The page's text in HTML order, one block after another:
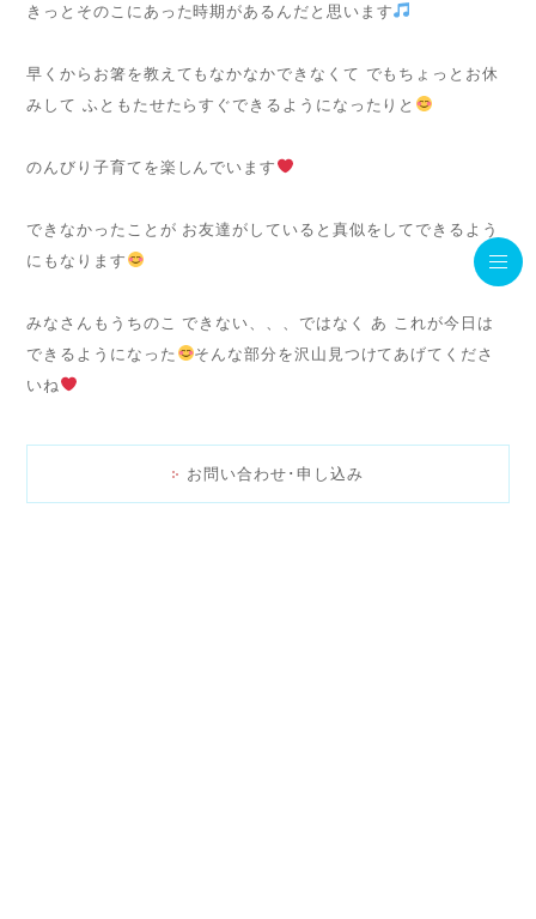
きっとそのこにあった時期があるんだと思います
早くからお箸を教えてもなかなかできなくて でもちょっとお休
みして ふともたせたらすぐできるようになったりと
のんびり子育てを楽しんでいます
できなかったことが お友達がしていると真似をしてできるよう
にもなります
みなさんもうちのこ できない、、、ではなく あ これが今日は
できるようになった
そんな部分を沢山見つけてあげてくださ
いね
お問い合わせ･申し込み